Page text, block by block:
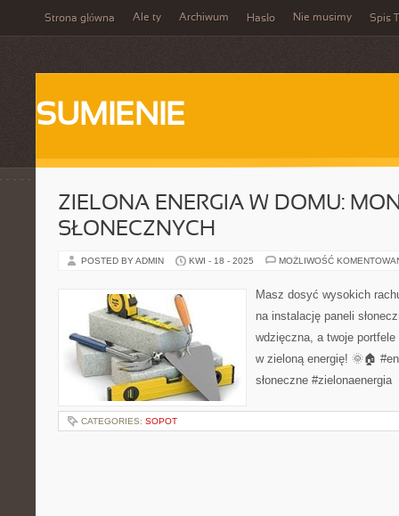
Strona główna Ale ty Archiwum Hasło Nie musimy Spis
SUMIENIE
ZIELONA ENERGIA W DOMU:
SŁONECZNYCH
POSTED BY ADMIN KWI - 18 - 2025 MOŻLIWOŚĆ
Masz dosyć wysokich
na instalację paneli
wdzięczna, a twoje
w zieloną energię! 🌞🏠
słoneczne #zielonaenergia
CATEGORIES: SOPOT